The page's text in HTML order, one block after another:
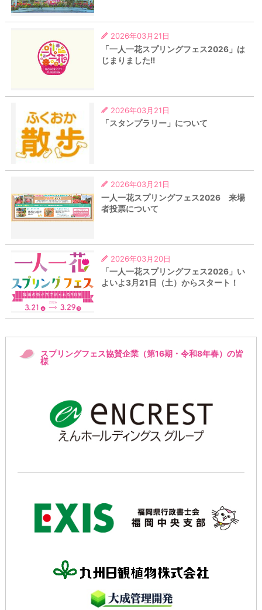
2026年03月21日
「一人一花スプリングフェス2026」は
じまりました!!
2026年03月21日
「スタンプラリー」について
2026年03月21日
一人一花スプリングフェス2026 来場
者投票について
2026年03月20日
「一人一花スプリングフェス2026」い
よいよ3月21日（土）からスタート！
スプリングフェス協賛企業（第16期・令和8年春）の皆
様